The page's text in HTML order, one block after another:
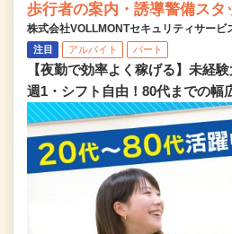
歩行者の案内・誘導警備スタ
株式会社VOLLMONTセキュリティサービ
注目 アルバイト パート
【夜勤で効率よく稼げる】未経
週1・シフト自由！80代までの幅